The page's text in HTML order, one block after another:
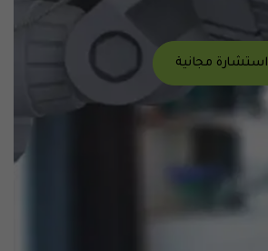
استشارة مجانية